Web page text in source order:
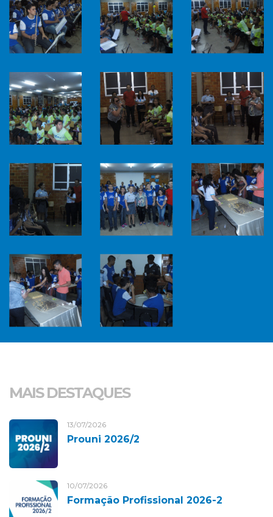
MAIS DESTAQUES
13/07/2026
Prouni 2026/2
10/07/2026
Formação Profissional 2026-2